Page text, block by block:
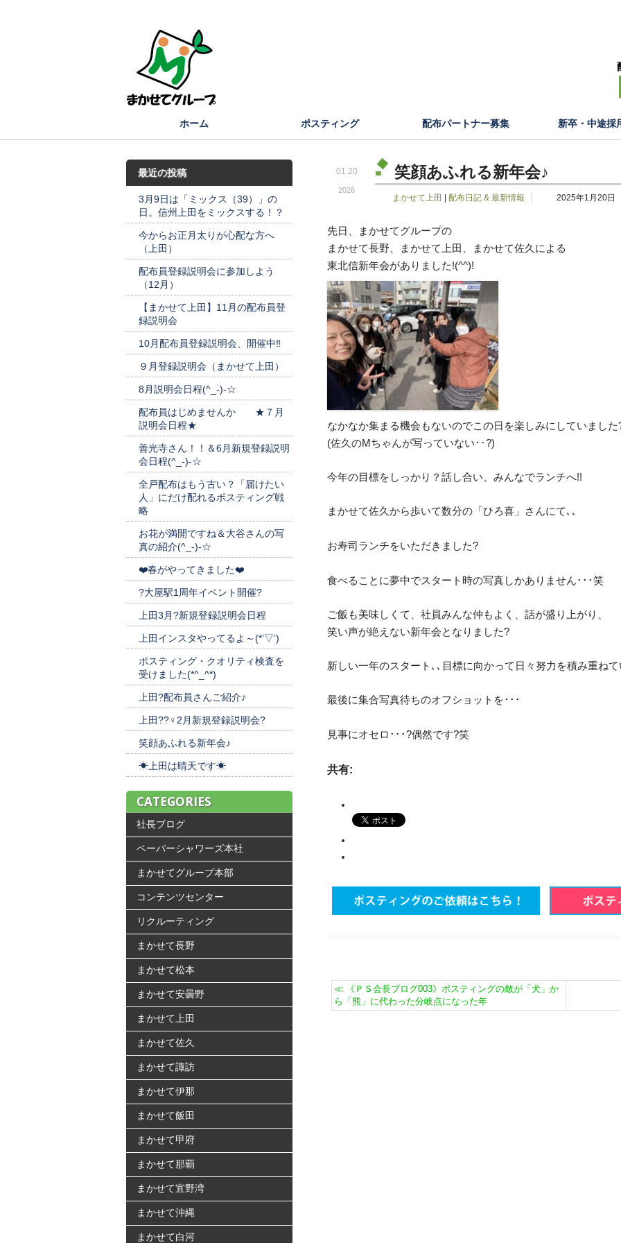
ホーム ポスティング 配布パートナー募集 新卒・中途採
笑顔あふれる新年会♪
まかせて上田 配布日記 & 最新情報 2025年1月20日
2026
01.20
先日、まかせてグループの
まかせて長野、まかせて上田、まかせて佐久による
東北信新年会がありました!(^^)!
なかなか集まる機会もないのでこの日を楽しみにしていました
(佐久のMちゃんが写っていない･･?)
今年の目標をしっかり？話し合い、みんなでランチへ!!
まかせて佐久から歩いて数分の「ひろ喜」さんにて､､
お寿司ランチをいただきました?
食べることに夢中でスタート時の写真しかありません･･･笑
ご飯も美味しくて、社員みんな仲もよく、話が盛り上がり、
笑い声が絶えない新年会となりました?
新しい一年のスタート､､目標に向かって日々努力を積み重ね
最後に集合写真待ちのオフショットを･･･
見事にオセロ･･･?偶然です?笑
共有:
≪ 《ＰＳ会長ブログ003》ポスティングの敵が「犬」か
ら「熊」に代わった分岐点になった年
最近の投稿
3月9日は「ミックス（39）」の
日。信州上田をミックスする！？
今からお正月太りが心配な方へ
（上田）
配布員登録説明会に参加しよう
（12月）
【まかせて上田】11月の配布員登
録説明会
10月配布員登録説明会、開催中‼
９月登録説明会（まかせて上田）
8月説明会日程(^_-)-☆
配布員はじめませんか ★７月
説明会日程★
善光寺さん！！＆6月新規登録説明
会日程(^_-)-☆
全戸配布はもう古い？「届けたい
人」にだけ配れるポスティング戦
略
お花が満開ですね＆大谷さんの写
真の紹介(^_-)-☆
❤️春がやってきました❤️
?大屋駅1周年イベント開催?
上田3月?新規登録説明会日程
上田インスタやってるよ～(*’▽’)
ポスティング・クオリティ検査を
受けました(*^_^*)
上田?️配布員さんご紹介♪
上田??‍♀️2月新規登録説明会?️
笑顔あふれる新年会♪
☀上田は晴天です☀
CATEGORIES
社長ブログ
ペーパーシャワーズ本社
まかせてグループ本部
コンテンツセンター
リクルーティング
まかせて長野
まかせて松本
まかせて安曇野
まかせて上田
まかせて佐久
まかせて諏訪
まかせて伊那
まかせて飯田
まかせて甲府
まかせて那覇
まかせて宜野湾
まかせて沖縄
まかせて白河